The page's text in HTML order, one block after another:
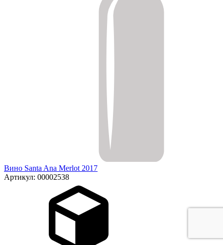
Вино Santa Ana Merlot 2017
Артикул: 00002538